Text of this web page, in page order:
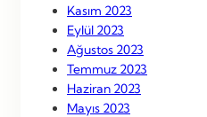
Kasım 2023
Eylül 2023
Ağustos 2023
Temmuz 2023
Haziran 2023
Mayıs 2023